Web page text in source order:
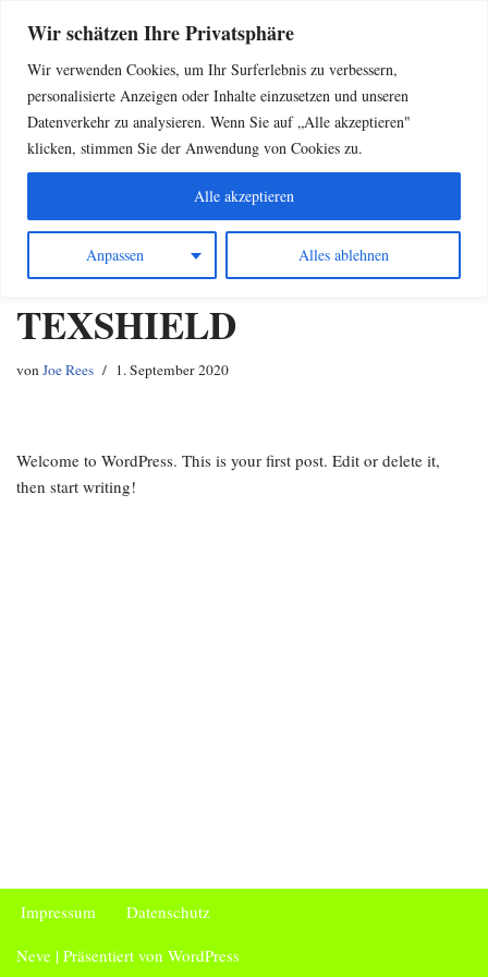
Wir schätzen Ihre Privatsphäre
Wir verwenden Cookies, um Ihr Surferlebnis zu verbessern,
personalisierte Anzeigen oder Inhalte einzusetzen und unseren
Datenverkehr zu analysieren. Wenn Sie auf „Alle akzeptieren"
klicken, stimmen Sie der Anwendung von Cookies zu.
Anpassen Alles ablehnen
Alle akzeptieren
Zum
springen
Willkommen bei
TEXSHIELD
vonJoe Rees 1. September 2020
Welcome to WordPress. This is your first post. Edit or delete it,
then start writing!
Impressum
Datenschutz
Neve | Präsentiert von WordPress